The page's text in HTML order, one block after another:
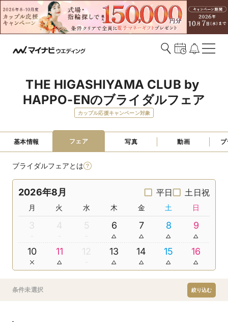
THE HIGASHIYAMA CLUB by
HAPPO-ENのブライダルフェア
カップル応援キャンペーン対象
基本情報 フェア 写真 動画
ブライダルフェアとは
2026年8月 平日 土日祝
月 火 水 木 金 土 日
3 4 5 6 7 8 9
10 11 12 13 14 15 16
条件未選択 絞り込む